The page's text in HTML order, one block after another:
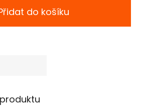
do košíku